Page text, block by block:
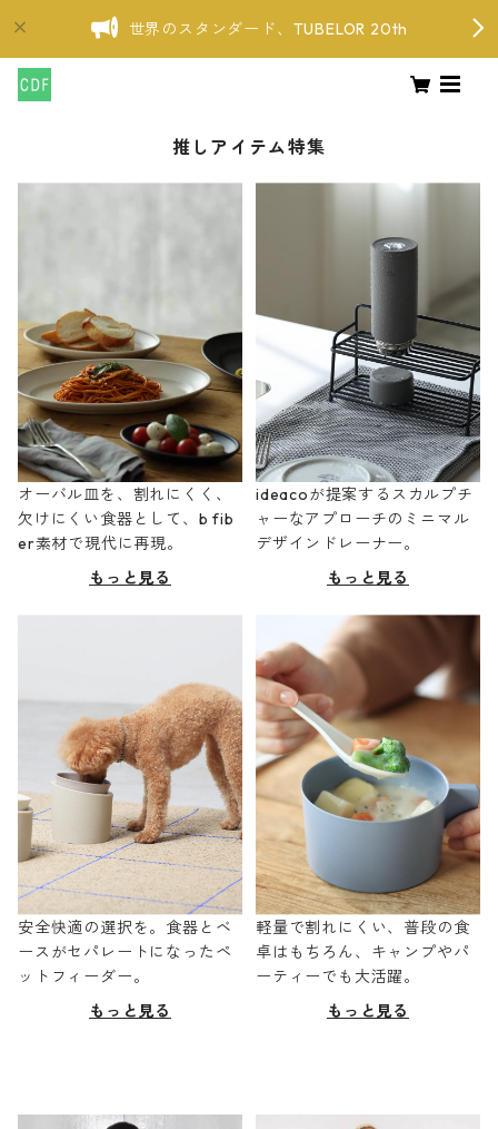
世界のスタンダード、TUBELOR 20th
推しアイテム特集
オーバル皿を、割れにくく、
欠けにくい食器として、b fib
er素材で現代に再現。
もっと見る
ideacoが提案するスカルプチ
ャーなアプローチのミニマル
デザインドレーナー。
もっと見る
安全快適の選択を。食器とベ
ースがセパレートになったペ
ットフィーダー。
もっと見る
軽量で割れにくい、普段の食
卓はもちろん、キャンプやパ
ーティーでも大活躍。
もっと見る